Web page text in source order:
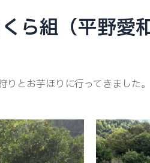
組（平野愛和
とお芋ほりに行ってきました。